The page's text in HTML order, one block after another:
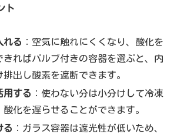
ト
れる ：空気に触れにくくなり、酸化を
きればバルブ付きの容器を選ぶと、内
出し酸素を遮断できます。
用する ：使わない分は小分けして冷凍
化を遅らせることができます。
る ：ガラス容器は遮光性が低いため、